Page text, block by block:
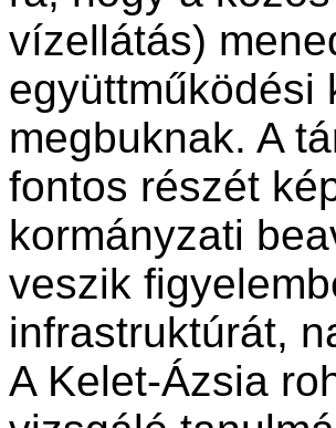
vízellátás)
együttműködési
megbuknak. A
fontos részét
kormányzati
veszik
infrastruktúrát,
A Kelet-Ázsia